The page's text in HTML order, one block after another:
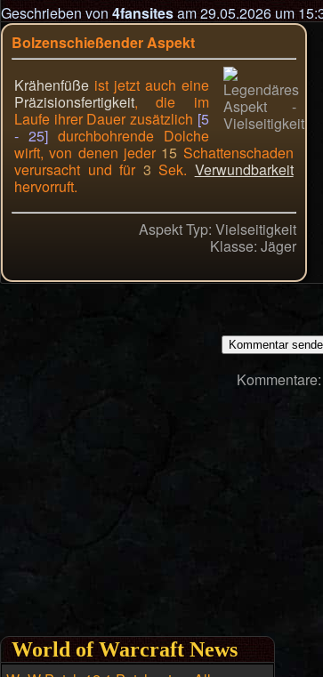
Geschrieben von 4fansitesam 29.05.2026 um
Bolzenschießender Aspekt
Krähenfüßeist jetzt auch eine
Präzisionsfertigkeit, die im
Laufe ihrer Dauer zusätzlich [5
- 25]durchbohrende Dolche
wirft, von denen jeder 15 Schattenschaden
verursacht und für 3 Sek. Verwundbarkeit
hervorruft.
Aspekt Typ: Vielseitigkeit
Klasse: Jäger
Kommentare:
World of Warcraft News